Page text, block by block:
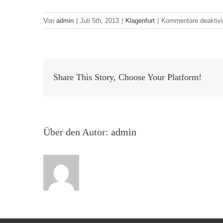
Von admin Juli 5th, 2013 Klagenfurt Kommentare
Share This Story, Choose Your Platform!
Über den Autor: admin